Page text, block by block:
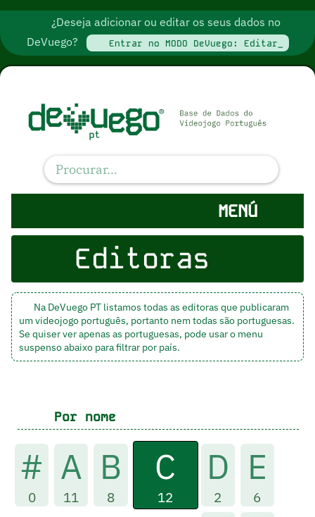
¿Deseja adicionar ou editar os seus dados no
DeVuego?
Entrar no MODO DeVuego: Editar_
MENÚ
Editoras
Na DeVuego PT listamos todas as editoras que publicaram
um videojogo português, portanto nem todas são portuguesas.
Se quiser ver apenas as portuguesas, pode usar o menu
suspenso abaixo para filtrar por país.
Por nome
#
0
A
11
B
8
C
12
D
2
E
6